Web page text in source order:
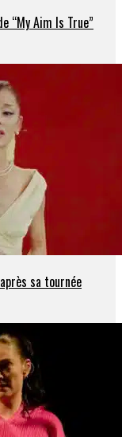
“My Aim Is True”
sa tournée